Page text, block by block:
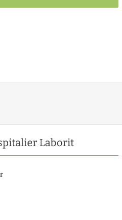
Laborit